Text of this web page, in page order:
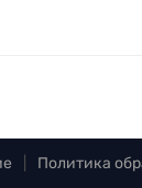
Политика